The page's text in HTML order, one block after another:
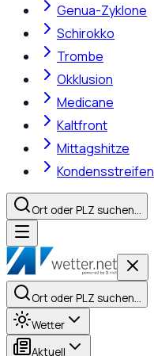
Genua-Zyklone
Schirokko
Trombe
Okklusion
Medicane
Kaltfront
Mittagshitze
Kondensstreifen
Ort oder PLZ suchen…
Ort oder PLZ suchen…
Wetter
Aktuell